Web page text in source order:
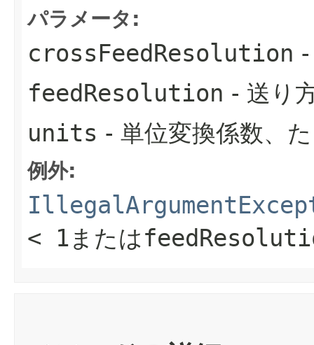
パラメータ:
crossFeedResolution
feedResolution - 送り
units - 単位変換係数、
例外:
< 1または